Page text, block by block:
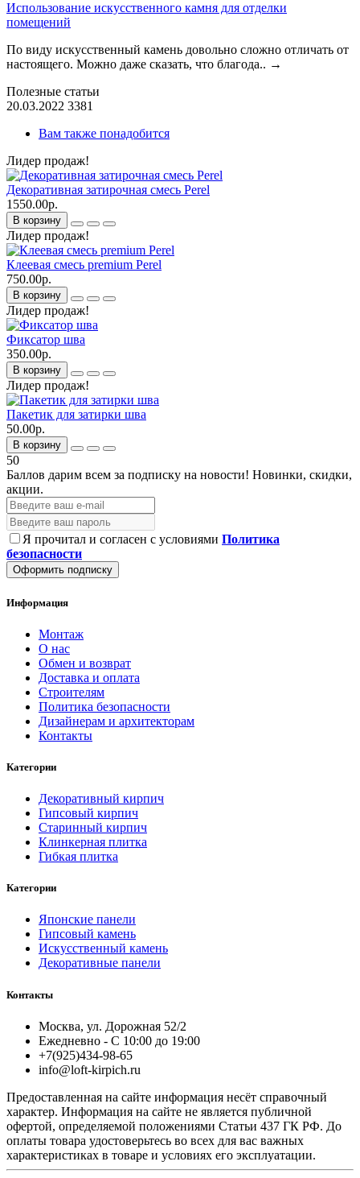
Использование искусственного камня для отделки
помещений
По виду искусственный камень довольно сложно отличать от
настоящего. Можно даже сказать, что благода.. →
Полезные статьи
20.03.2022 3381
Вам также понадобится
Лидер продаж!
Декоративная затирочная смесь Perel
1550.00р.
В корзину
Лидер продаж!
Клеевая смесь premium Perel
750.00р.
В корзину
Лидер продаж!
Фиксатор шва
350.00р.
В корзину
Лидер продаж!
Пакетик для затирки шва
50.00р.
В корзину
50
Баллов дарим всем за подписку на новости! Новинки, скидки,
акции.
Я прочитал и согласен с условиями Политика
безопасности
Оформить подписку
Информация
Монтаж
О нас
Обмен и возврат
Доставка и оплата
Строителям
Политика безопасности
Дизайнерам и архитекторам
Контакты
Категории
Декоративный кирпич
Гипсовый кирпич
Старинный кирпич
Клинкерная плитка
Гибкая плитка
Категории
Японские панели
Гипсовый камень
Искусственный камень
Декоративные панели
Контакты
Москва, ул. Дорожная 52/2
Ежедневно - С 10:00 до 19:00
+7(925)434-98-65
info@loft-kirpich.ru
Предоставленная на сайте информация несёт справочный
характер. Информация на сайте не является публичной
офертой, определяемой положениями Статьи 437 ГК РФ. До
оплаты товара удостоверьтесь во всех для вас важных
характеристиках в товаре и условиях его эксплуатации.